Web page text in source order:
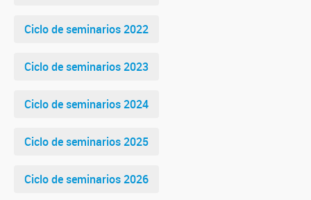
Ciclo de seminarios 2022
Ciclo de seminarios 2023
Ciclo de seminarios 2024
Ciclo de seminarios 2025
Ciclo de seminarios 2026